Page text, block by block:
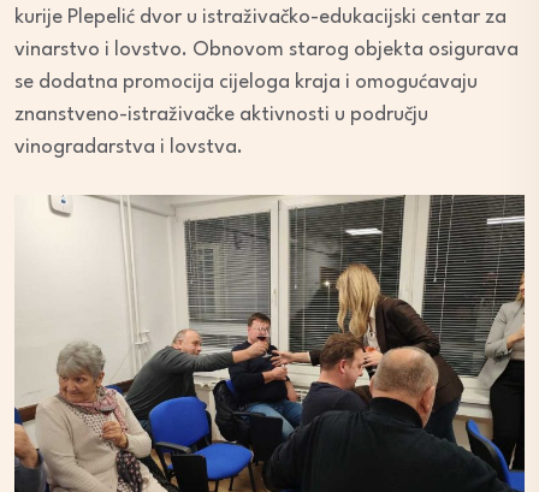
kurije Plepelić dvor u istraživačko-edukacijski centar za
vinarstvo i lovstvo. Obnovom starog objekta osigurava
se dodatna promocija cijeloga kraja i omogućavaju
znanstveno-istraživačke aktivnosti u području
vinogradarstva i lovstva.